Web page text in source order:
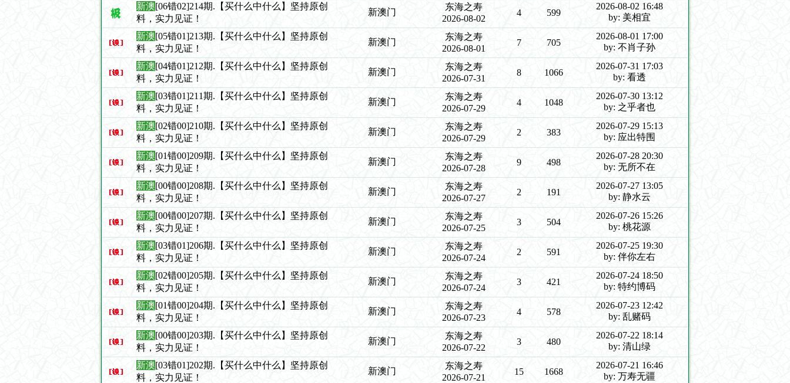
新澳[06错02]214期.【买什么中什么】坚持原创
料，实力见证！
新澳门
东海之寿
2026-08-02
4 599
2026-08-02 16:48
by: 美相宜
新澳[05错01]213期.【买什么中什么】坚持原创
料，实力见证！
新澳门
东海之寿
2026-08-01
7 705
2026-08-01 17:00
by: 不肖子孙
新澳[04错01]212期.【买什么中什么】坚持原创
料，实力见证！
新澳门
东海之寿
2026-07-31
8 1066
2026-07-31 17:03
by: 看透
新澳[03错01]211期.【买什么中什么】坚持原创
料，实力见证！
新澳门
东海之寿
2026-07-29
4 1048
2026-07-30 13:12
by: 之乎者也
新澳[02错00]210期.【买什么中什么】坚持原创
料，实力见证！
新澳门
东海之寿
2026-07-29
2 383
2026-07-29 15:13
by: 应出特围
新澳[01错00]209期.【买什么中什么】坚持原创
料，实力见证！
新澳门
东海之寿
2026-07-28
9 498
2026-07-28 20:30
by: 无所不在
新澳[00错00]208期.【买什么中什么】坚持原创
料，实力见证！
新澳门
东海之寿
2026-07-27
2 191
2026-07-27 13:05
by: 静水云
新澳[00错00]207期.【买什么中什么】坚持原创
料，实力见证！
新澳门
东海之寿
2026-07-25
3 504
2026-07-26 15:26
by: 桃花源
新澳[03错01]206期.【买什么中什么】坚持原创
料，实力见证！
新澳门
东海之寿
2026-07-24
2 591
2026-07-25 19:30
by: 伴你左右
新澳[02错00]205期.【买什么中什么】坚持原创
料，实力见证！
新澳门
东海之寿
2026-07-24
3 421
2026-07-24 18:50
by: 特约博码
新澳[01错00]204期.【买什么中什么】坚持原创
料，实力见证！
新澳门
东海之寿
2026-07-23
4 578
2026-07-23 12:42
by: 乱赌码
新澳[00错00]203期.【买什么中什么】坚持原创
料，实力见证！
新澳门
东海之寿
2026-07-22
3 480
2026-07-22 18:14
by: 清山绿
新澳[03错01]202期.【买什么中什么】坚持原创
料，实力见证！
新澳门
东海之寿
2026-07-21
15 1668
2026-07-21 16:46
by: 万寿无疆